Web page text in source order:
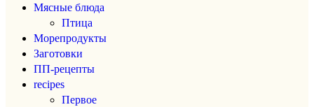
Мясные блюда
Птица
Морепродукты
Заготовки
ПП-рецепты
recipes
Первое